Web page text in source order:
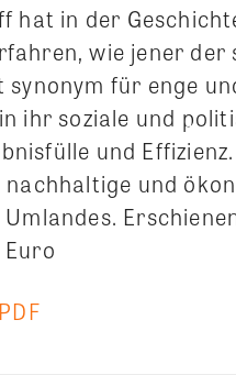
hat in der
wie jener
für enge
ihr soziale und
und
nachhaltige und